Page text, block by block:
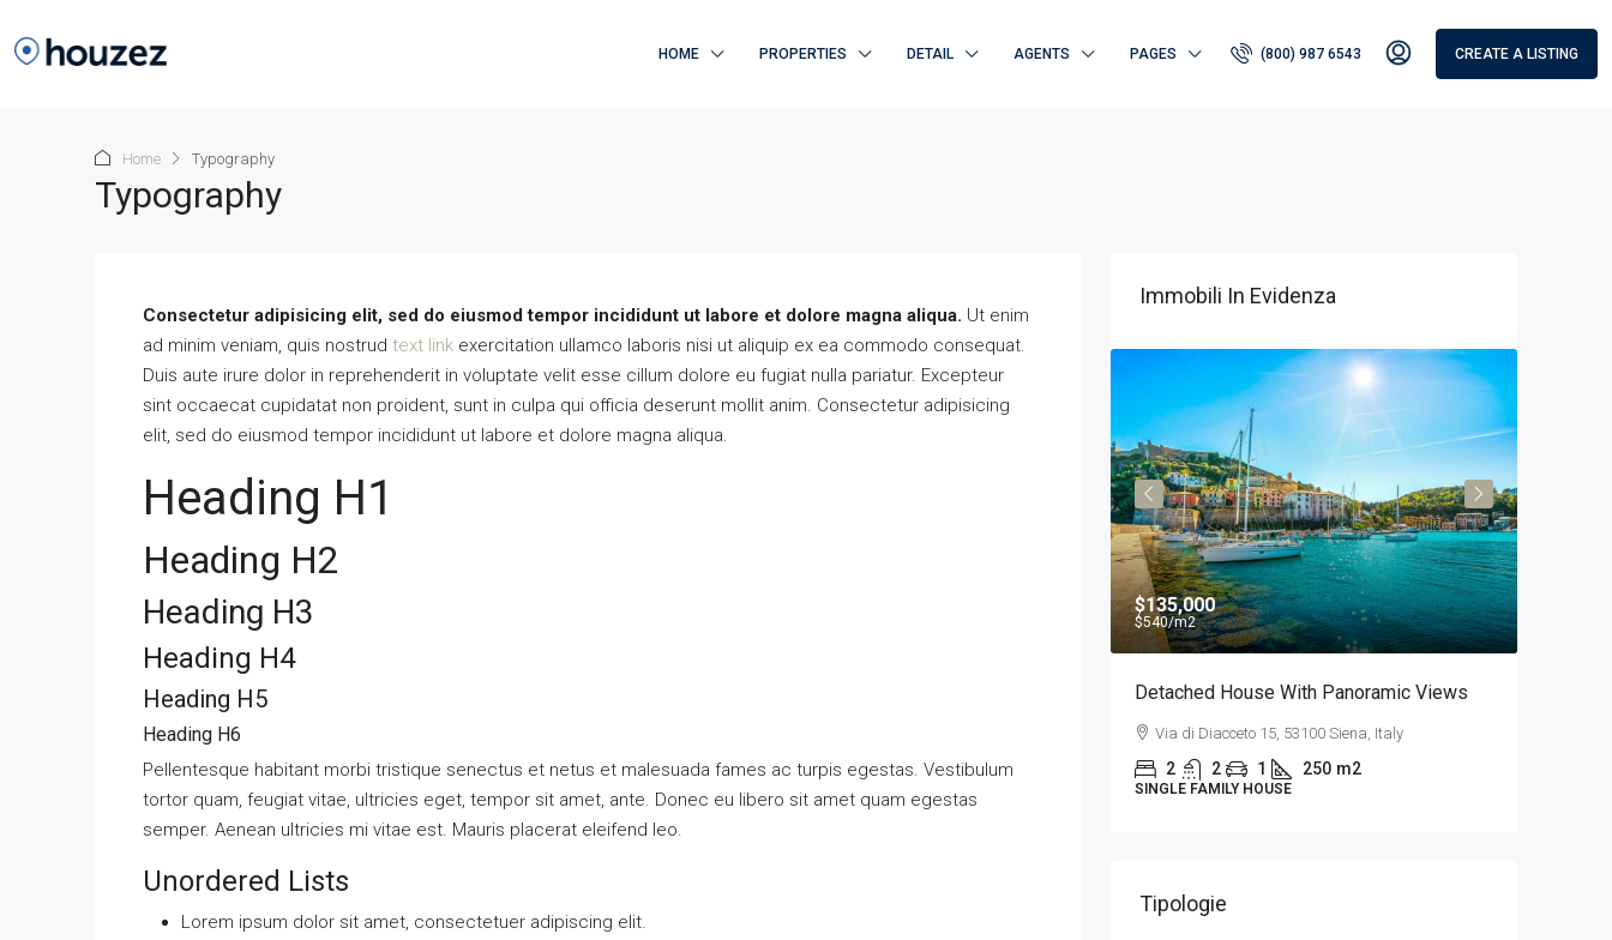
HOME PROPERTIES DETAIL AGENTS PAGES (800) 987 6543 CREATE A LISTING
Home Typography
Typography
Consectetur adipisicing elit, sed do eiusmod tempor incididunt ut labore et dolore magna aliqua. Ut enim
ad minim veniam, quis nostrud text link exercitation ullamco laboris nisi ut aliquip ex ea commodo consequat.
Duis aute irure dolor in reprehenderit in voluptate velit esse cillum dolore eu fugiat nulla pariatur. Excepteur
sint occaecat cupidatat non proident, sunt in culpa qui officia deserunt mollit anim. Consectetur adipisicing
elit, sed do eiusmod tempor incididunt ut labore et dolore magna aliqua.
Heading H1
Heading H2
Heading H3
Heading H4
Heading H5
Heading H6
Pellentesque habitant morbi tristique senectus et netus et malesuada fames ac turpis egestas. Vestibulum
tortor quam, feugiat vitae, ultricies eget, tempor sit amet, ante. Donec eu libero sit amet quam egestas
semper. Aenean ultricies mi vitae est. Mauris placerat eleifend leo.
Unordered Lists
Lorem ipsum dolor sit amet, consectetuer adipiscing elit.
Immobili In Evidenza
4 2 1 186 m2 Lungarno Mediceo 37, 56126 Pisa, Italy
3 2 2 230 m2
$135,000
$540/m2
Detached House With Panoramic Views
Via di Diacceto 15, 53100 Siena, Italy
2 2 1 250 m2
SINGLE FAMILY HOUSE
Tipologie